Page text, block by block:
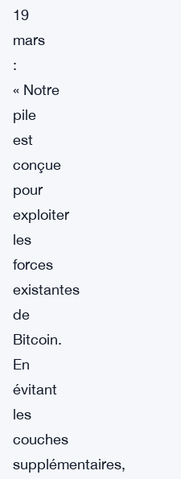
19
mars
:
« Notre
pile
est
conçue
pour
exploiter
les
forces
existantes
de
Bitcoin.
En
évitant
les
couches
supplémentaires,